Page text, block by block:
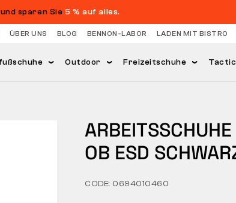
sparen Sie 5 % auf alles.
ÜBER UNS BLOG BENNON-LABOR LADEN MIT BISTRO
Outdoor Freizeitschuhe
OB ESD
CODE: 0694010460